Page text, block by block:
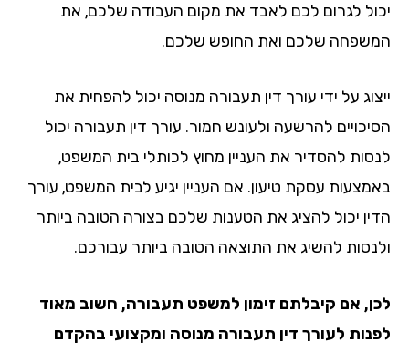
לגרום לכם לאבד את מקום העבודה שלכם, את
שלכם ואת החופש שלכם.
על ידי עורך דין תעבורה מנוסה יכול להפחית את
להרשעה ולעונש חמור. עורך דין תעבורה יכול
להסדיר את העניין מחוץ לכותלי בית המשפט,
עסקת טיעון. אם העניין יגיע לבית המשפט, עורך
יכול להציג את הטענות שלכם בצורה הטובה ביותר
להשיג את התוצאה הטובה ביותר עבורכם.
אם קיבלתם זימון למשפט תעבורה, חשוב מאוד
לעורך דין תעבורה מנוסה ומקצועי בהקדם